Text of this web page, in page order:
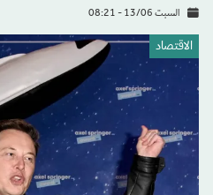
السبت 13/06 - 08:21
الاقتصاد